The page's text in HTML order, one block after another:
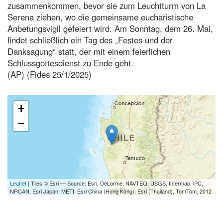
zusammenkommen, bevor sie zum Leuchtturm von La
Serena ziehen, wo die gemeinsame eucharistische
Anbetungsvigil gefeiert wird. Am Sonntag, dem 26. Mai,
findet schließlich ein Tag des „Festes und der
Danksagung“ statt, der mit einem feierlichen
Schlussgottesdienst zu Ende geht.
(AP) (Fides 25/1/2025)
+
−
Leaflet | Tiles © Esri — Source: Esri, DeLorme, NAVTEQ, USGS, Intermap, iPC,
NRCAN, Esri Japan, METI, Esri China (Hong Kong), Esri (Thailand), TomTom, 2012